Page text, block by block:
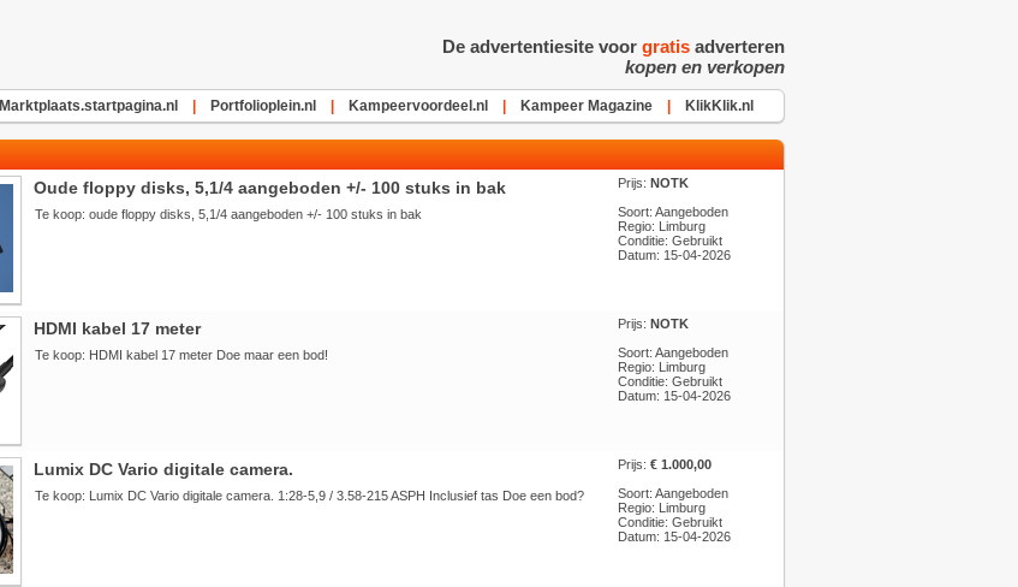
De advertentiesite voor gratisadverteren
kopen en verkopen
Marktplaats.startpagina.nl Portfolioplein.nl Kampeervoordeel.nl Kampeer Magazine KlikKlik.nl
Oude floppy disks, 5,1/4 aangeboden +/- 100 stuks in bak
Te koop: oude floppy disks, 5,1/4 aangeboden +/- 100 stuks in bak
Prijs: NOTK
Soort: Aangeboden
Regio: Limburg
Conditie: Gebruikt
Datum: 15-04-2026
HDMI kabel 17 meter
Te koop: HDMI kabel 17 meter Doe maar een bod!
Prijs: NOTK
Soort: Aangeboden
Regio: Limburg
Conditie: Gebruikt
Datum: 15-04-2026
Lumix DC Vario digitale camera.
Te koop: Lumix DC Vario digitale camera. 1:28-5,9 / 3.58-215 ASPH Inclusief tas Doe een bod?
Prijs: € 1.000,00
Soort: Aangeboden
Regio: Limburg
Conditie: Gebruikt
Datum: 15-04-2026